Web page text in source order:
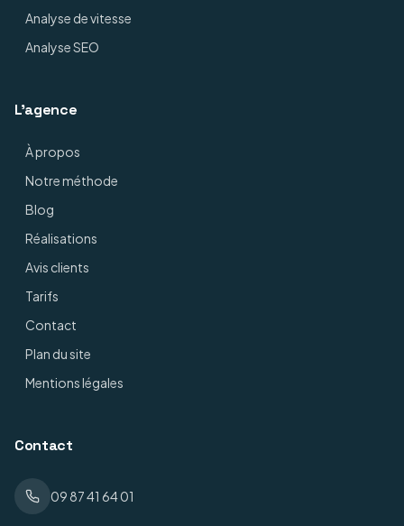
Analyse de vitesse
Analyse SEO
L'agence
À propos
Notre méthode
Blog
Réalisations
Avis clients
Tarifs
Contact
Plan du site
Mentions légales
Contact
09 87 41 64 01